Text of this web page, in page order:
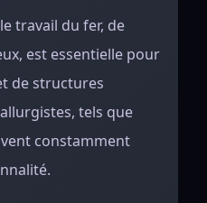
travail du fer, de
est essentielle pour
de structures
tels que
constamment